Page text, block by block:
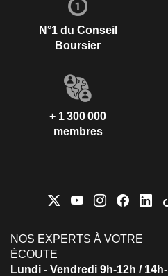
N°1 du Conseil
Boursier
+ 1 300 000
membres
NOS EXPERTS À VOTRE
ÉCOUTE
Lundi - Vendredi 9h-12h / 14h-